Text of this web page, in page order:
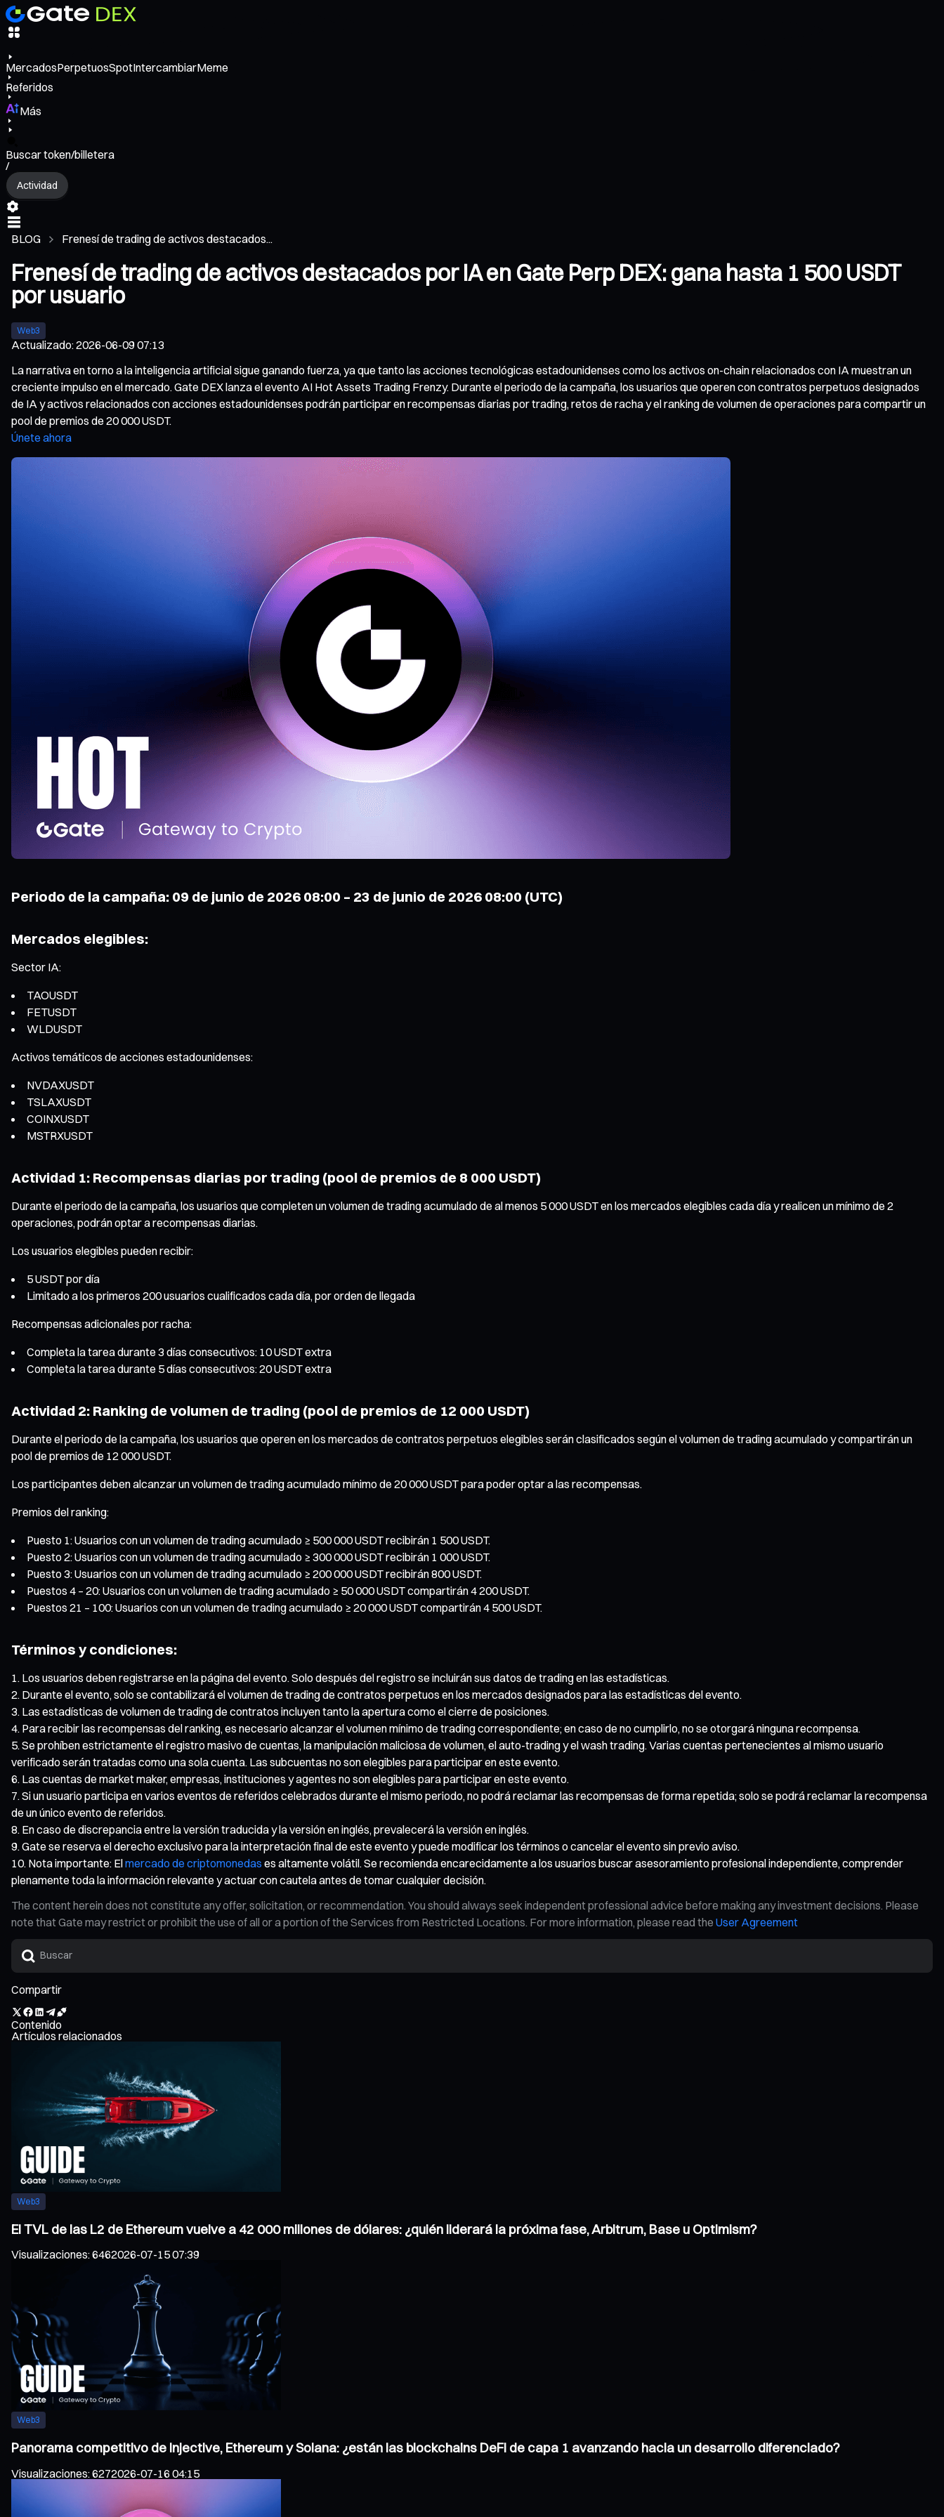
MercadosPerpetuosSpotIntercambiarMeme
Referidos
Más
Buscar token/billetera
/
Actividad
BLOG Frenesí de trading de activos destacados...
Frenesí de trading de activos destacados por IA en Gate Perp DEX: gana hasta 1 500 USDT
por usuario
Web3
Actualizado:2026-06-09 07:13
La narrativa en torno a la inteligencia artificial sigue ganando fuerza, ya que tanto las acciones tecnológicas estadounidenses como los activos on-chain relacionados con IA muestran un
creciente impulso en el mercado. Gate DEX lanza el evento AI Hot Assets Trading Frenzy. Durante el periodo de la campaña, los usuarios que operen con contratos perpetuos designados
de IA y activos relacionados con acciones estadounidenses podrán participar en recompensas diarias por trading, retos de racha y el ranking de volumen de operaciones para compartir un
pool de premios de 20 000 USDT.
Únete ahora
Periodo de la campaña: 09 de junio de 2026 08:00 – 23 de junio de 2026 08:00 (UTC)
Mercados elegibles:
Sector IA:
TAOUSDT
FETUSDT
WLDUSDT
Activos temáticos de acciones estadounidenses:
NVDAXUSDT
TSLAXUSDT
COINXUSDT
MSTRXUSDT
Actividad 1: Recompensas diarias por trading (pool de premios de 8 000 USDT)
Durante el periodo de la campaña, los usuarios que completen un volumen de trading acumulado de al menos 5 000 USDT en los mercados elegibles cada día y realicen un mínimo de 2
operaciones, podrán optar a recompensas diarias.
Los usuarios elegibles pueden recibir:
5 USDT por día
Limitado a los primeros 200 usuarios cualificados cada día, por orden de llegada
Recompensas adicionales por racha:
Completa la tarea durante 3 días consecutivos: 10 USDT extra
Completa la tarea durante 5 días consecutivos: 20 USDT extra
Actividad 2: Ranking de volumen de trading (pool de premios de 12 000 USDT)
Durante el periodo de la campaña, los usuarios que operen en los mercados de contratos perpetuos elegibles serán clasificados según el volumen de trading acumulado y compartirán un
pool de premios de 12 000 USDT.
Los participantes deben alcanzar un volumen de trading acumulado mínimo de 20 000 USDT para poder optar a las recompensas.
Premios del ranking:
Puesto 1: Usuarios con un volumen de trading acumulado ≥ 500 000 USDT recibirán 1 500 USDT.
Puesto 2: Usuarios con un volumen de trading acumulado ≥ 300 000 USDT recibirán 1 000 USDT.
Puesto 3: Usuarios con un volumen de trading acumulado ≥ 200 000 USDT recibirán 800 USDT.
Puestos 4 – 20: Usuarios con un volumen de trading acumulado ≥ 50 000 USDT compartirán 4 200 USDT.
Puestos 21 – 100: Usuarios con un volumen de trading acumulado ≥ 20 000 USDT compartirán 4 500 USDT.
Términos y condiciones:
Los usuarios deben registrarse en la página del evento. Solo después del registro se incluirán sus datos de trading en las estadísticas.
Durante el evento, solo se contabilizará el volumen de trading de contratos perpetuos en los mercados designados para las estadísticas del evento.
Las estadísticas de volumen de trading de contratos incluyen tanto la apertura como el cierre de posiciones.
Para recibir las recompensas del ranking, es necesario alcanzar el volumen mínimo de trading correspondiente; en caso de no cumplirlo, no se otorgará ninguna recompensa.
Se prohíben estrictamente el registro masivo de cuentas, la manipulación maliciosa de volumen, el auto-trading y el wash trading. Varias cuentas pertenecientes al mismo usuario
verificado serán tratadas como una sola cuenta. Las subcuentas no son elegibles para participar en este evento.
Las cuentas de market maker, empresas, instituciones y agentes no son elegibles para participar en este evento.
Si un usuario participa en varios eventos de referidos celebrados durante el mismo periodo, no podrá reclamar las recompensas de forma repetida; solo se podrá reclamar la recompensa
de un único evento de referidos.
En caso de discrepancia entre la versión traducida y la versión en inglés, prevalecerá la versión en inglés.
Gate se reserva el derecho exclusivo para la interpretación final de este evento y puede modificar los términos o cancelar el evento sin previo aviso.
Nota importante: Elmercado de criptomonedas es altamente volátil. Se recomienda encarecidamente a los usuarios buscar asesoramiento profesional independiente, comprender
plenamente toda la información relevante y actuar con cautela antes de tomar cualquier decisión.
The content herein does not constitute any offer, solicitation, or recommendation. You should always seek independent professional advice before making any investment decisions. Please
note that Gate may restrict or prohibit the use of all or a portion of the Services from Restricted Locations. For more information, please read the User Agreement
Compartir
Contenido
Artículos relacionados
Web3
El TVL de las L2 de Ethereum vuelve a 42 000 millones de dólares: ¿quién liderará la próxima fase, Arbitrum, Base u Optimism?
Visualizaciones:6462026-07-15 07:39
Web3
Panorama competitivo de Injective, Ethereum y Solana: ¿están las blockchains DeFi de capa 1 avanzando hacia un desarrollo diferenciado?
Visualizaciones:6272026-07-16 04:15